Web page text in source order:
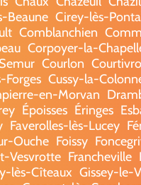
Beaune Cirey-lès-
Comblanchien
Corpoyer-la-
Courlon
Forges Cussy-la-
en-Morvan
Époisses Éringes
Faverolles-lès-Lucey
Ouche Foissy
Vesvrotte Francheville
lès-Cîteaux Gissey-le-